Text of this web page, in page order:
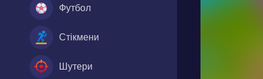
Футбол
Стікмени
Шутери